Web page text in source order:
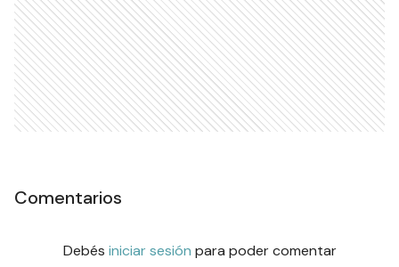
Comentarios
Debés iniciar sesión para poder comentar